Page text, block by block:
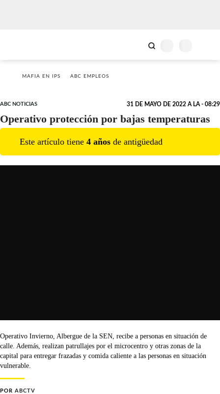
MAFIA EN IPS ABC EMPLEOS
ABC NOTICIAS 31 DE MAYO DE 2022 A LA - 08:29
Operativo protección por bajas temperaturas
Este artículo tiene 4 años de antigüedad
Operativo Invierno, Albergue de la SEN, recibe a personas en situación de
calle. Además, realizan patrullajes por el microcentro y otras zonas de la
capital para entregar frazadas y comida caliente a las personas en situación
vulnerable.
POR ABCTV